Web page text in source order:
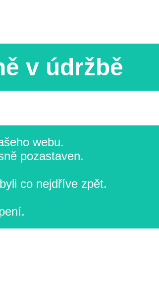
v údržbě
webu.
pozastaven.
co nejdříve zpět.